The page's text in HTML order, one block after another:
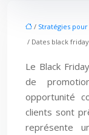
/ Stratégies pour
/ Dates black
Le Black
de
opportunité
clients sont
représente